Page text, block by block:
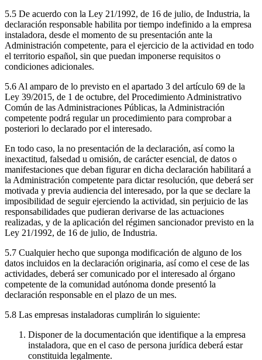
5.5 De acuerdo con la Ley 21/1992, de 16 de julio, de Industria, la
declaración responsable habilita por tiempo indefinido a la empresa
instaladora, desde el momento de su presentación ante la
Administración competente, para el ejercicio de la actividad en todo
el territorio español, sin que puedan imponerse requisitos o
condiciones adicionales.
5.6 Al amparo de lo previsto en el apartado 3 del artículo 69 de la
Ley 39/2015, de 1 de octubre, del Procedimiento Administrativo
Común de las Administraciones Públicas, la Administración
competente podrá regular un procedimiento para comprobar a
posteriori lo declarado por el interesado.
En todo caso, la no presentación de la declaración, así como la
inexactitud, falsedad u omisión, de carácter esencial, de datos o
manifestaciones que deban figurar en dicha declaración habilitará a
la Administración competente para dictar resolución, que deberá ser
motivada y previa audiencia del interesado, por la que se declare la
imposibilidad de seguir ejerciendo la actividad, sin perjuicio de las
responsabilidades que pudieran derivarse de las actuaciones
realizadas, y de la aplicación del régimen sancionador previsto en la
Ley 21/1992, de 16 de julio, de Industria.
5.7 Cualquier hecho que suponga modificación de alguno de los
datos incluidos en la declaración originaria, así como el cese de las
actividades, deberá ser comunicado por el interesado al órgano
competente de la comunidad autónoma donde presentó la
declaración responsable en el plazo de un mes.
5.8 Las empresas instaladoras cumplirán lo siguiente:
Disponer de la documentación que identifique a la empresa
instaladora, que en el caso de persona jurídica deberá estar
constituida legalmente.